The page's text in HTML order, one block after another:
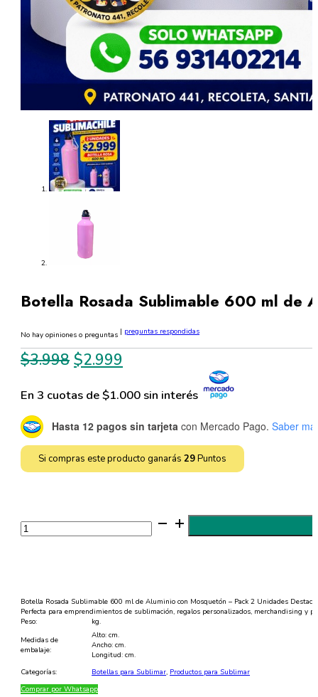
Botella Rosada Sublimable 600 ml de
No hay opiniones o preguntas | preguntas respondidas
$3.998 El
original
era:
$3.998.
$2.999
actual
es:
$2.999.
En 3 cuotas de $1.000 sin interés
Hasta 12 pagos sin tarjeta con Mercado Pago. Saber
Si compras este producto ganarás29Puntos
Botella
Rosada
Sublimable
Mosquetón
|
Personalizable
Sublimachile
cantidad
Botella Rosada Sublimable 600 ml de Aluminio con Mosquetón – Pack 2 Unidades
Perfecta para emprendimientos de sublimación, regalos personalizados, merchandising y
Peso:
kg.
Medidas de
embalaje:
Alto: cm.
Ancho: cm.
Longitud: cm.
Categorías:
Botellas para Sublimar, Productos para Sublimar
Comprar por Whatsapp